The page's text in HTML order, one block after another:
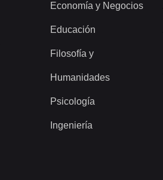
Economía y Negocios
Educación
Filosofía y
Humanidades
Psicología
Ingeniería